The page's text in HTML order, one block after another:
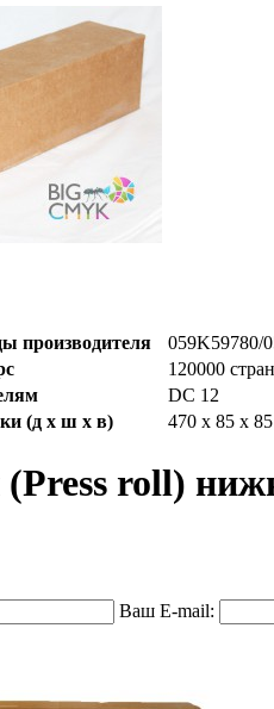
производителя
059K59780/
120000
DC 12
(д х ш х в)
470 x 85 x
roll)
Ваш E-mail: